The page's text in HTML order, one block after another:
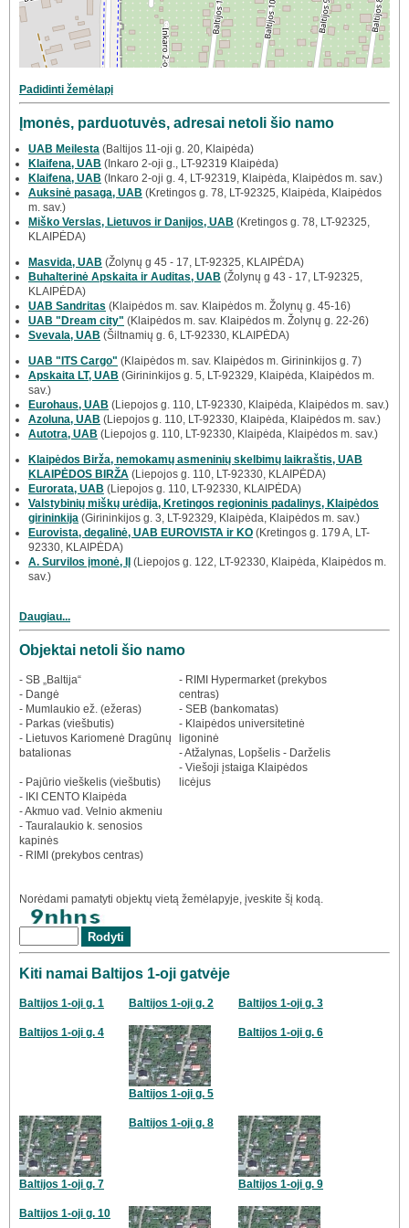
Padidinti žemėlapį
Įmonės, parduotuvės, adresai netoli šio namo
UAB Meilesta (Baltijos 11-oji g. 20, Klaipėda)
Klaifena, UAB (Inkaro 2-oji g., LT-92319 Klaipėda)
Klaifena, UAB (Inkaro 2-oji g. 4, LT-92319, Klaipėda, Klaipėdos m. sav.)
Auksinė pasaga, UAB (Kretingos g. 78, LT-92325, Klaipėda, Klaipėdos
m. sav.)
Miško Verslas, Lietuvos ir Danijos, UAB (Kretingos g. 78, LT-92325,
KLAIPĖDA)
Masvida, UAB (Žolynų g 45 - 17, LT-92325, KLAIPĖDA)
Buhalterinė Apskaita ir Auditas, UAB (Žolynų g 43 - 17, LT-92325,
KLAIPĖDA)
UAB Sandritas (Klaipėdos m. sav. Klaipėdos m. Žolynų g. 45-16)
UAB "Dream city" (Klaipėdos m. sav. Klaipėdos m. Žolynų g. 22-26)
Svevala, UAB (Šiltnamių g. 6, LT-92330, KLAIPĖDA)
UAB "ITS Cargo" (Klaipėdos m. sav. Klaipėdos m. Girininkijos g. 7)
Apskaita LT, UAB (Girininkijos g. 5, LT-92329, Klaipėda, Klaipėdos m.
sav.)
Eurohaus, UAB (Liepojos g. 110, LT-92330, Klaipėda, Klaipėdos m. sav.)
Azoluna, UAB (Liepojos g. 110, LT-92330, Klaipėda, Klaipėdos m. sav.)
Autotra, UAB (Liepojos g. 110, LT-92330, Klaipėda, Klaipėdos m. sav.)
Klaipėdos Birža, nemokamų asmeninių skelbimų laikraštis, UAB
KLAIPĖDOS BIRŽA (Liepojos g. 110, LT-92330, KLAIPĖDA)
Eurorata, UAB (Liepojos g. 110, LT-92330, KLAIPĖDA)
Valstybinių miškų urėdija, Kretingos regioninis padalinys, Klaipėdos
girininkija (Girininkijos g. 3, LT-92329, Klaipėda, Klaipėdos m. sav.)
Eurovista, degalinė, UAB EUROVISTA ir KO (Kretingos g. 179 A, LT-
92330, KLAIPĖDA)
A. Survilos įmonė, IĮ
(Liepojos g. 122, LT-92330, Klaipėda, Klaipėdos m.
sav.)
Daugiau...
Objektai netoli šio namo
- SB „Baltija“
- Dangė
- Mumlaukio ež. (ežeras)
- Parkas (viešbutis)
- Lietuvos Kariomenė Dragūnų
batalionas
- Pajūrio vieškelis (viešbutis)
- IKI CENTO Klaipėda
- Akmuo vad. Velnio akmeniu
- Tauralaukio k. senosios
kapinės
- RIMI (prekybos centras)
- RIMI Hypermarket (prekybos
centras)
- SEB (bankomatas)
- Klaipėdos universitetinė
ligoninė
- Atžalynas, Lopšelis - Darželis
- Viešoji įstaiga Klaipėdos
licėjus
Norėdami pamatyti objektų vietą žemėlapyje, įveskite šį kodą.
Kiti namai Baltijos 1-oji gatvėje
Baltijos 1-oji g. 1 Baltijos 1-oji g. 2 Baltijos 1-oji g. 3
Baltijos 1-oji g. 4
Baltijos 1-oji g. 5
Baltijos 1-oji g. 6
Baltijos 1-oji g. 7
Baltijos 1-oji g. 8
Baltijos 1-oji g. 9
Baltijos 1-oji g. 10